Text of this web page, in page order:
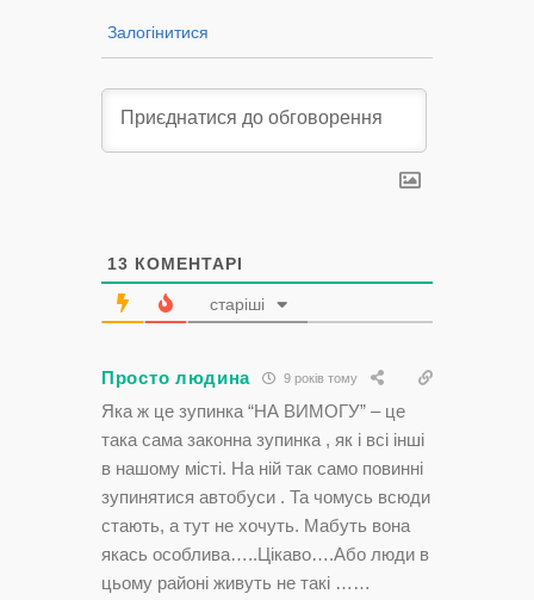
Залогінитися
13 КОМЕНТАРІ
старіші
Просто людина 9 років тому
Яка ж це зупинка “НА ВИМОГУ” – це
така сама законна зупинка , як і всі інші
в нашому місті. На ній так само повинні
зупинятися автобуси . Та чомусь всюди
стають, а тут не хочуть. Мабуть вона
якась особлива…..Цікаво….Або люди в
цьому районі живуть не такі ……